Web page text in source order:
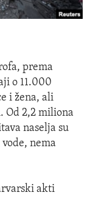
prema
o 11.000
i žena, ali
Od 2,2 miliona
naselja su
nema
akti